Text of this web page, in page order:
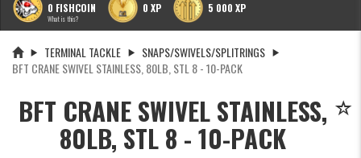
0 FISHCOIN
What is this?
0 XP 5 000 XP
TERMINAL TACKLE
SNAPS/SWIVELS/SPLITRINGS
BFT CRANE SWIVEL STAINLESS, 80LB, STL 8 - 10-PACK
BFT CRANE SWIVEL STAINLESS,
80LB, STL 8 - 10-PACK